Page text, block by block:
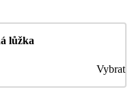
lůžka
Vybrat